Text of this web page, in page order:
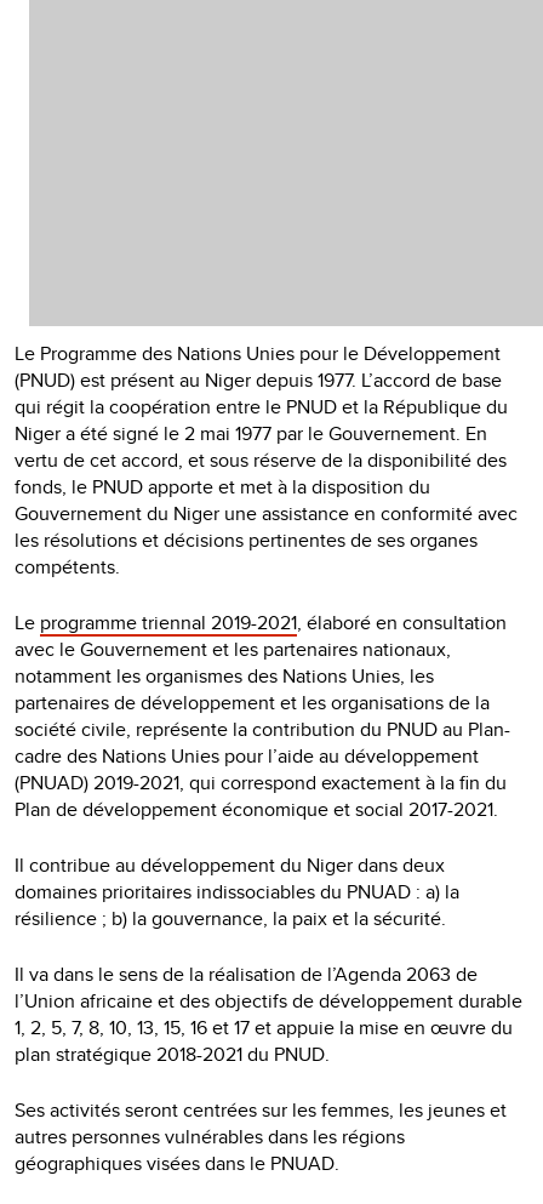
Le Programme des Nations Unies pour le Développement
(PNUD) est présent au Niger depuis 1977. L’accord de base
qui régit la coopération entre le PNUD et la République du
Niger a été signé le 2 mai 1977 par le Gouvernement. En
vertu de cet accord, et sous réserve de la disponibilité des
fonds, le PNUD apporte et met à la disposition du
Gouvernement du Niger une assistance en conformité avec
les résolutions et décisions pertinentes de ses organes
compétents.
Le programme triennal 2019-2021, élaboré en consultation
avec le Gouvernement et les partenaires nationaux,
notamment les organismes des Nations Unies, les
partenaires de développement et les organisations de la
société civile, représente la contribution du PNUD au Plan-
cadre des Nations Unies pour l’aide au développement
(PNUAD) 2019-2021, qui correspond exactement à la fin du
Plan de développement économique et social 2017-2021.
Il contribue au développement du Niger dans deux
domaines prioritaires indissociables du PNUAD : a) la
résilience ; b) la gouvernance, la paix et la sécurité.
Il va dans le sens de la réalisation de l’Agenda 2063 de
l’Union africaine et des objectifs de développement durable
1, 2, 5, 7, 8, 10, 13, 15, 16 et 17 et appuie la mise en œuvre du
plan stratégique 2018-2021 du PNUD.
Ses activités seront centrées sur les femmes, les jeunes et
autres personnes vulnérables dans les régions
géographiques visées dans le PNUAD.